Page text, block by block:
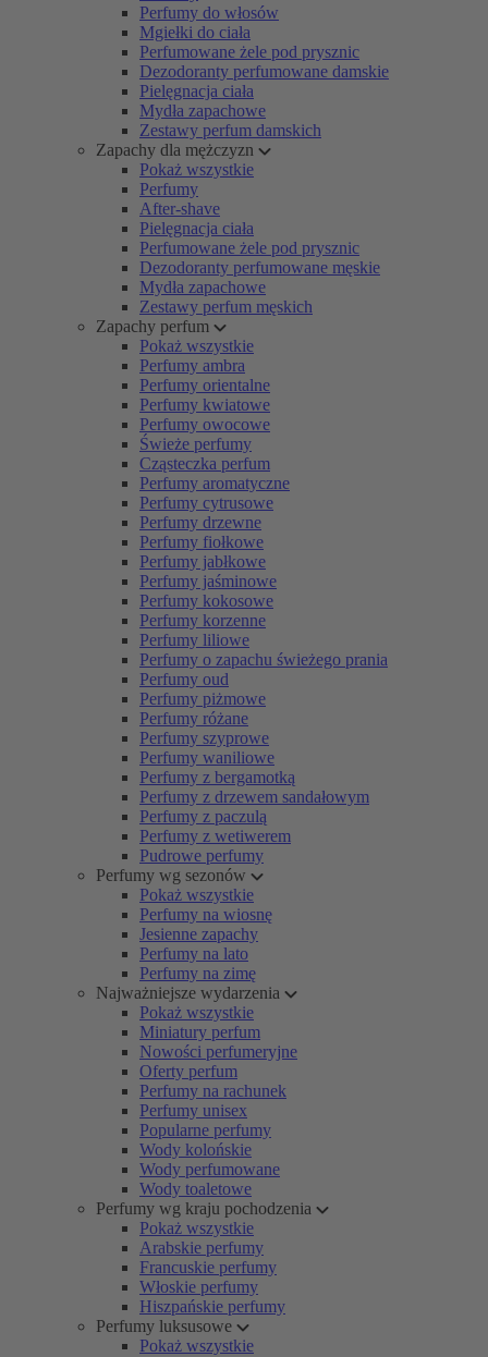
Perfumy do włosów
Mgiełki do ciała
Perfumowane żele pod prysznic
Dezodoranty perfumowane damskie
Pielęgnacja ciała
Mydła zapachowe
Zestawy perfum damskich
Zapachy dla mężczyzn
Pokaż wszystkie
Perfumy
After-shave
Pielęgnacja ciała
Perfumowane żele pod prysznic
Dezodoranty perfumowane męskie
Mydła zapachowe
Zestawy perfum męskich
Zapachy perfum
Pokaż wszystkie
Perfumy ambra
Perfumy orientalne
Perfumy kwiatowe
Perfumy owocowe
Świeże perfumy
Cząsteczka perfum
Perfumy aromatyczne
Perfumy cytrusowe
Perfumy drzewne
Perfumy fiołkowe
Perfumy jabłkowe
Perfumy jaśminowe
Perfumy kokosowe
Perfumy korzenne
Perfumy liliowe
Perfumy o zapachu świeżego prania
Perfumy oud
Perfumy piżmowe
Perfumy różane
Perfumy szyprowe
Perfumy waniliowe
Perfumy z bergamotką
Perfumy z drzewem sandałowym
Perfumy z paczulą
Perfumy z wetiwerem
Pudrowe perfumy
Perfumy wg sezonów
Pokaż wszystkie
Perfumy na wiosnę
Jesienne zapachy
Perfumy na lato
Perfumy na zimę
Najważniejsze wydarzenia
Pokaż wszystkie
Miniatury perfum
Nowości perfumeryjne
Oferty perfum
Perfumy na rachunek
Perfumy unisex
Popularne perfumy
Wody kolońskie
Wody perfumowane
Wody toaletowe
Perfumy wg kraju pochodzenia
Pokaż wszystkie
Arabskie perfumy
Francuskie perfumy
Włoskie perfumy
Hiszpańskie perfumy
Perfumy luksusowe
Pokaż wszystkie